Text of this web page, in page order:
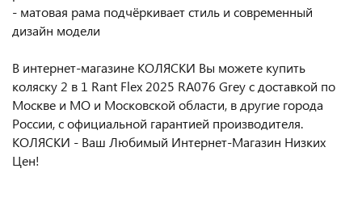
- матовая рама подчёркивает стиль и современный
дизайн модели
В интернет-магазине КОЛЯСКИ Вы можете купить
коляску 2 в 1 Rant Flex 2025 RA076 Grey с доставкой по
Москве и МО и Московской области, в другие города
России, с официальной гарантией производителя.
КОЛЯСКИ - Ваш Любимый Интернет-Магазин Низких
Цен!